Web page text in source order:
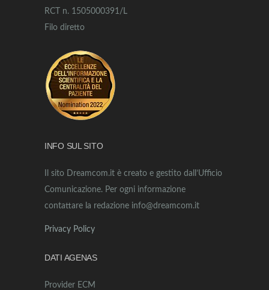
RCT n. 1505000391/L
Filo diretto
INFO SUL SITO
Il sito Dreamcom.it è creato e gestito dall’Ufficio
Comunicazione. Per ogni informazione
contattare la redazione info@dreamcom.it
Privacy Policy
DATI AGENAS
Provider ECM